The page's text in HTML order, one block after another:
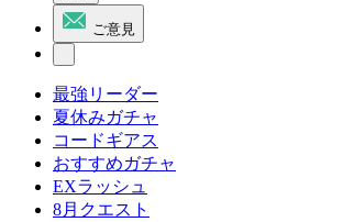
ご意見
最強リーダー
夏休みガチャ
コードギアス
おすすめガチャ
EXラッシュ
8月クエスト